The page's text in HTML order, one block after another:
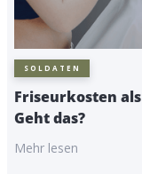
SOLDATEN
Friseurkosten
Geht das?
Mehr lesen